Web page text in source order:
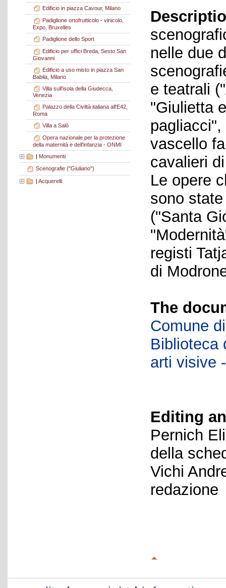
Edificio in piazza Cavour, Milano
Padiglione ortofrutticolo - vinicolo,
Expo, Bruxelles
Padiglione dello Sport
Edificio per uffici Breda, Sesto San
Giovanni
Edificio a uso misto in piazza San
Babila, Milano
Villa sull'isola della Giudecca,
Venezia
Palazzo della Civiltà italiana all'E42,
Roma
Villa a Salò
Opera nazionale per la protezione
della maternità e dell'infanzia - ONMI
| Monumenti
Scenografie ("Giuliano")
| Acquerelli
nelle due
e teatrali
"Giulietta
vascello
cavalieri
Le opere
sono
("Santa
registi
di
The
Comune
Biblioteca
arti visive
Editing
Pernich
della
Vichi
redazione